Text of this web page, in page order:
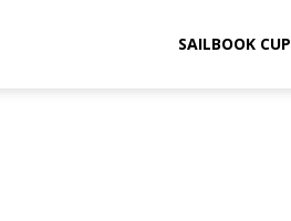
SAILBOOK CUP